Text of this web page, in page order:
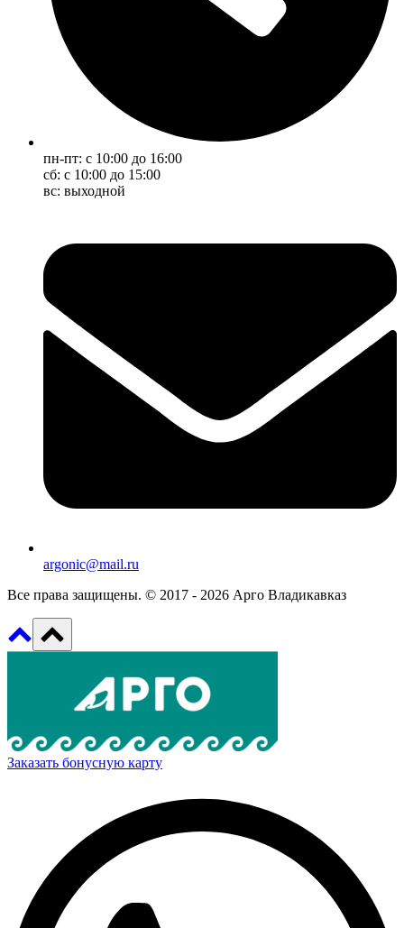
пн-пт: с 10:00 до 16:00
сб: с 10:00 до 15:00
вс: выходной
argonic@mail.ru
Все права защищены. © 2017 - 2026 Арго Владикавказ
Заказать бонусную карту